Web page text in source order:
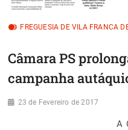
FREGUESIA DE VILA FRANCA
Câmara PS
campanha
23 de Fevereiro de 2017
A